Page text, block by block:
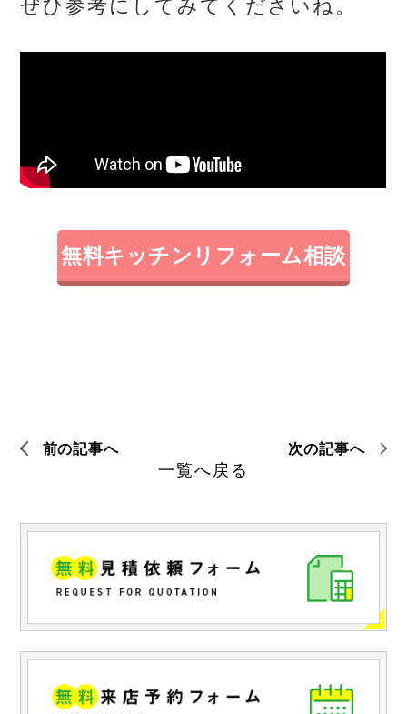
ぜひ参考にしてみてくださいね。
無料キッチンリフォーム相談
前の記事へ 次の記事へ
一覧へ戻る